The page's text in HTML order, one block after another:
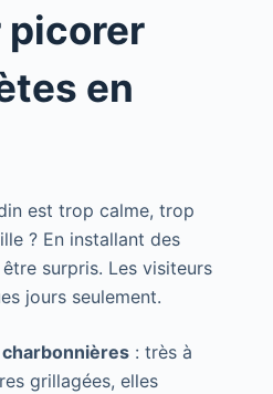
picorer
en
est trop calme, trop
? En installant des
surpris. Les visiteurs
jours seulement.
: très à
grillagées, elles